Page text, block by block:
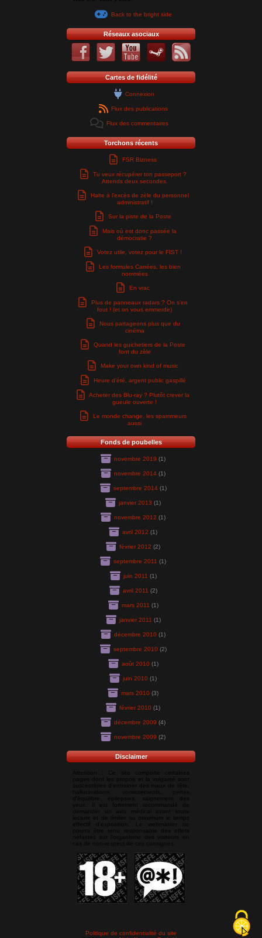
Back to the bright side
Réseaux asociaux
Cartes de fidélité
Connexion
Flux des publications
Flux des commentaires
Torchons récents
FSR Bizness
Tu veux récupérer ton passeport ?
Attends deux secondes.
Halte à l’excès de zèle du personnel
administratif !
Sur la piste de la Poste
Mais où est donc passée la
démocratie ?
Votez utile, votez pour le FIST !
Les formules Carrées, les bien
nommées
En vrac
Plus de panneaux radars ? On s’en
fout ! (et on vous emmerde)
Nous partageons plus que du
cinéma
Quand les guichetiers de la Poste
font du zèle
Make your own kind of music
Heure d’été, argent public gaspillé
Acheter des Blu-ray ? Plutôt crever la
gueule ouverte !
Le monde change, les spammeurs
aussi
Fonds de poubelles
novembre 2019 (1)
novembre 2014 (1)
septembre 2014(1)
janvier 2013 (1)
novembre 2012 (1)
avril 2012 (1)
février 2012 (2)
septembre 2011 (1)
juin 2011 (1)
avril 2011 (2)
mars 2011 (1)
janvier 2011 (1)
décembre 2010 (1)
septembre 2010(2)
août 2010(1)
juin 2010 (1)
mars 2010 (3)
février 2010 (1)
décembre 2009 (4)
novembre 2009 (2)
Disclaimer
susceptibles d'entrainer des maux de tête,
yeux. Il est fortement recommandé de
lecture et de limiter au maximum le temps
effectif d'exposition. Le webmaster ne
Politique de confidentialité du site